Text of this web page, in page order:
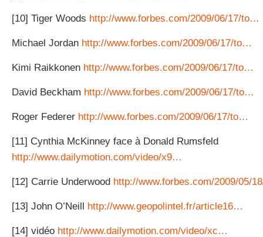
[10] Tiger Woods http://www.forbes.com/2009/06/17/to…
Michael Jordan http://www.forbes.com/2009/06/17/to…
Kimi Raikkonen http://www.forbes.com/2009/06/17/to…
David Beckham http://www.forbes.com/2009/06/17/to…
Roger Federer http://www.forbes.com/2009/06/17/to…
[11] Cynthia McKinney face à Donald Rumsfeld
http://www.dailymotion.com/video/x9…
[12] Carrie Underwood http://www.forbes.com/2009/05/
[13] John O’Neill http://www.geopolintel.fr/article16…
[14] vidéo http://www.dailymotion.com/video/xc…